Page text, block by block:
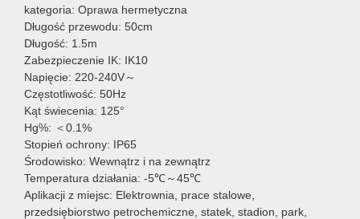
kategoria: Oprawa hermetyczna
Długość przewodu: 50cm
Długość: 1.5m
Zabezpieczenie IK: IK10
Napięcie: 220-240V～
Częstotliwość: 50Hz
Kąt świecenia: 125°
Hg%: ＜0.1%
Stopień ochrony: IP65
Środowisko: Wewnątrz i na zewnątrz
Temperatura działania: -5℃～45℃
Aplikacji z miejsc: Elektrownia, prace stalowe,
przedsiębiorstwo petrochemiczne, statek, stadion, park,